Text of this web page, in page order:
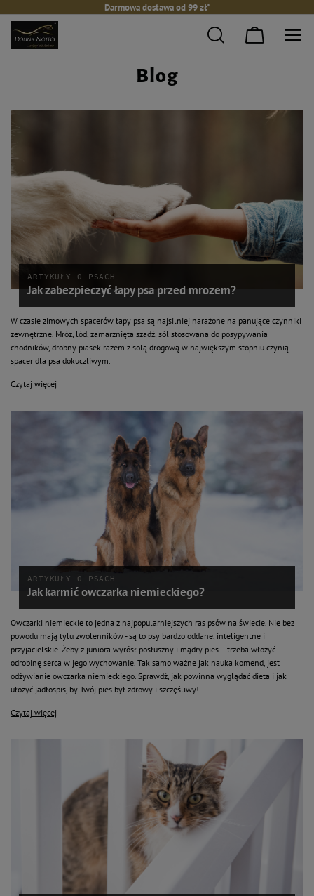
Darmowa dostawa od 99 zł*
Blog
ARTYKUŁY O PSACH
Jak zabezpieczyć łapy psa przed mrozem?
W czasie zimowych spacerów łapy psa są najsilniej narażone na panujące czynniki
zewnętrzne. Mróz, lód, zamarznięta szadź, sól stosowana do posypywania
chodników, drobny piasek razem z solą drogową w największym stopniu czynią
spacer dla psa dokuczliwym.
Czytaj więcej
ARTYKUŁY O PSACH
Jak karmić owczarka niemieckiego?
Owczarki niemieckie to jedna z najpopularniejszych ras psów na świecie. Nie bez
powodu mają tylu zwolenników - są to psy bardzo oddane, inteligentne i
przyjacielskie. Żeby z juniora wyrósł posłuszny i mądry pies – trzeba włożyć
odrobinę serca w jego wychowanie. Tak samo ważne jak nauka komend, jest
odżywianie owczarka niemieckiego. Sprawdź, jak powinna wyglądać dieta i jak
ułożyć jadłospis, by Twój pies był zdrowy i szczęśliwy!
Czytaj więcej